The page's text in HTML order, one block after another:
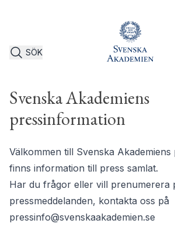
SÖK
Svenska Akademiens
pressinformation
Välkommen till Svenska
finns information till press samlat.
Har du frågor eller vill prenumerera
pressmeddelanden, kontakta oss på
pressinfo@svenskaakademien.se